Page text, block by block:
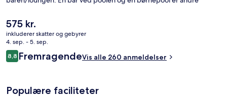
vaskemaskine og køleskab.
Den
nuværende
pris
er
575 kr.
575 kr.
inkluderer skatter og gebyrer
4. sep. - 5. sep.
Anmeldelser
8,88,8 ud af 10.
FremragendeVis alle 260 anmeldelser
Populære faciliteter